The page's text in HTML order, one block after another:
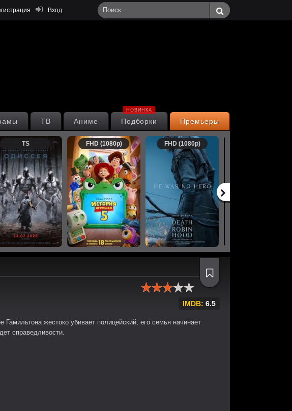
Вход
Премьеры
Подборки
НОВИНКА
Аниме
ТВ
TS FHD (1080p) FHD (1080p)
IMDB: 6.5
Гамильтона жестоко убивает полицейский, его семья начинает
справедливости.